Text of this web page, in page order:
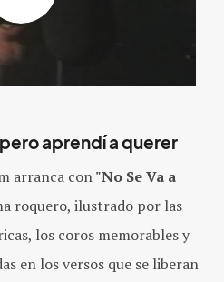
aprendí a querer
arranca con"No Se Va a
roquero, ilustrado por las
los coros memorables y
en los versos que se liberan